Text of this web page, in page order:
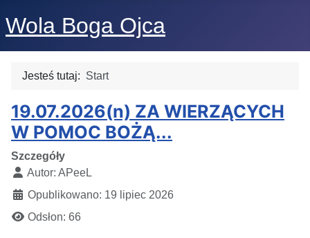
Wola Boga Ojca
Jesteś tutaj: Start
19.07.2026(n) ZA WIERZĄCYCH
W POMOC BOŻĄ...
Szczegóły
Autor: APeeL
Opublikowano: 19 lipiec 2026
Odsłon: 66